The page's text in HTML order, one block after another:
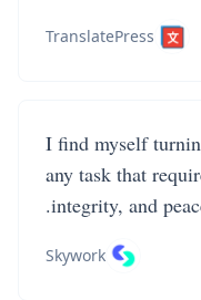
TranslatePress
I find myself
any task that
integrity, and
Skywork